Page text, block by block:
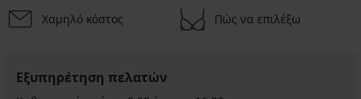
Χαμηλό κόστος Πώς να επιλέξω
Εξυπηρέτηση πελατών